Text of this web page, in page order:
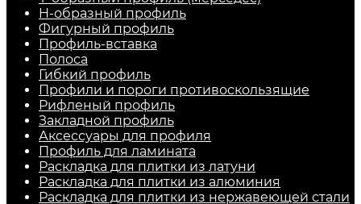
H-образный профиль
Фигурный профиль
Профиль-вставка
Полоса
Гибкий профиль
Профили и пороги противоскользящие
Рифленый профиль
Закладной профиль
Аксессуары для профиля
Профиль для ламината
Раскладка для плитки из латуни
Раскладка для плитки из алюминия
Раскладка для плитки из нержавеющей стали